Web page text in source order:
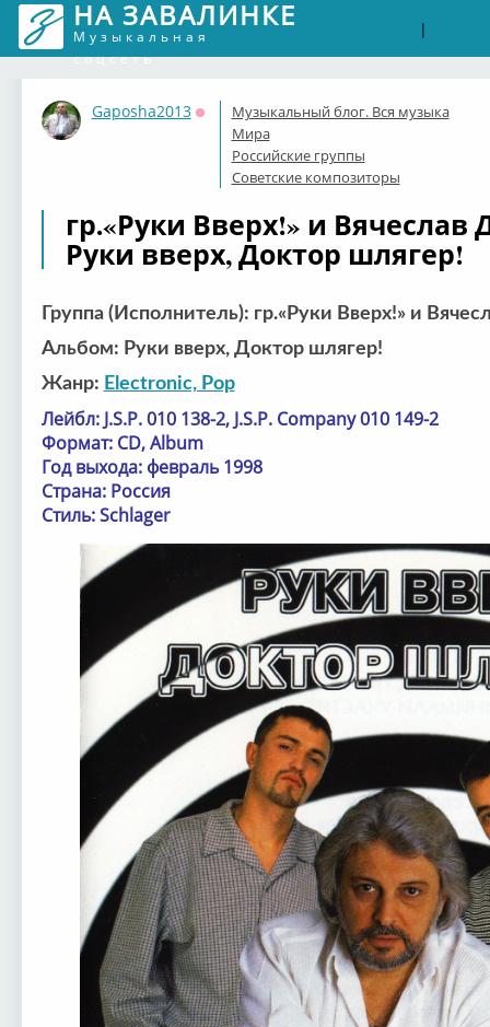
НА ЗАВАЛИНКЕ
Музыкальная
соцсеть
|
Gaposha2013
Оффлайн
Музыкальный блог. Вся музыка
Мира
Российские группы
Советские композиторы
гр.«Руки Вверх!» и Вячеслав
Руки вверх, Доктор шлягер!
Группа (Исполнитель): гр.«Руки Вверх!» и
Альбом: Руки вверх, Доктор шлягер!
Жанр: Electronic, Pop
Лейбл: J.S.P. 010 138-2, J.S.P. Company 010 149-2
Формат: CD, Album
Год выхода: февраль 1998
Страна: Россия
Стиль: Schlager